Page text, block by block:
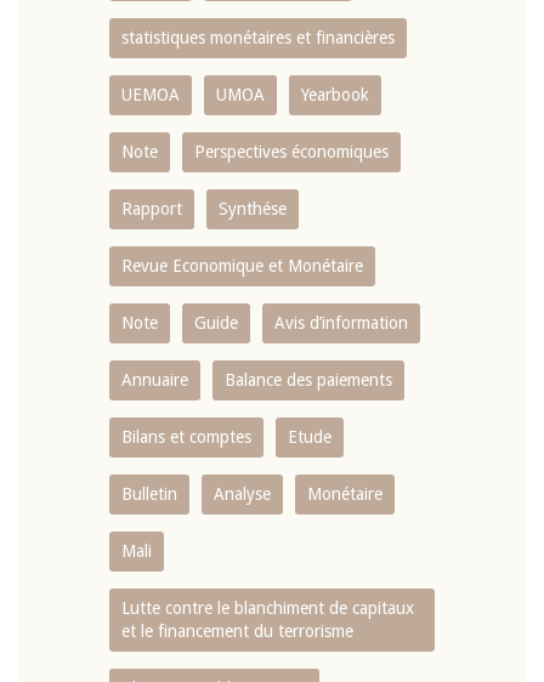
statistiques monétaires et financières
UEMOA UMOA Yearbook
Note Perspectives économiques
Rapport Synthése
Revue Economique et Monétaire
Note Guide Avis d’information
Annuaire Balance des paiements
Bilans et comptes Etude
Bulletin Analyse Monétaire
Mali
Lutte contre le blanchiment de capitaux
et le financement du terrorisme